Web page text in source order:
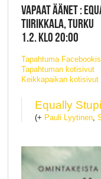
VAPAAT ÄÄNET :
TIIRIKKALA, TURKU
1.2. KLO 20:00
Tapahtuma
Tapahtuman kotisivut
Keikkapaikan kotisivut
Equally
(+ Pauli Lyytinen,